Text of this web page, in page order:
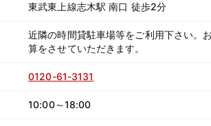
東武東上線志木駅 南口 徒歩2分
近隣の時間貸駐車場等をご利用下さい。
算をさせていただきます。
0120-61-3131
10:00～18:00